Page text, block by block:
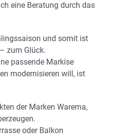
eine Beratung durch das
und somit ist
zum Glück.
passende Markise
modernisieren will, ist
der Marken Warema,
oder Balkon